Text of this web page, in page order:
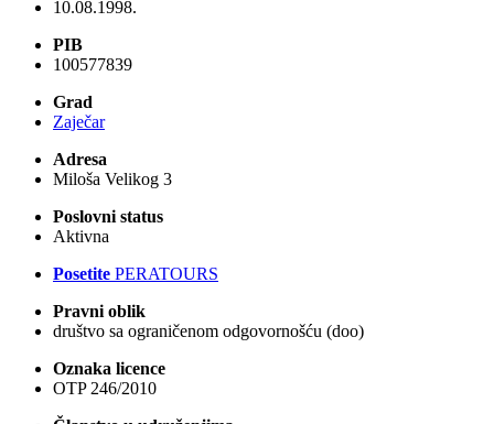
10.08.1998.
PIB
100577839
Grad
Zaječar
Adresa
Miloša Velikog 3
Poslovni status
Aktivna
Posetite PERATOURS
Pravni oblik
društvo sa ograničenom odgovornošću (doo)
Oznaka licence
OTP 246/2010